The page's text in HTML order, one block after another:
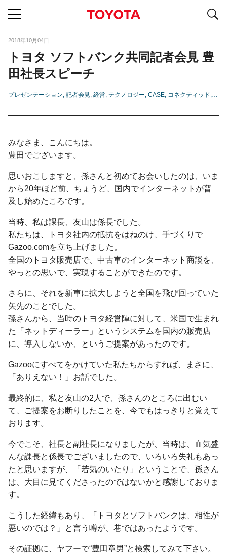
2018年10月04日
トヨタ ソフトバンク共同記者会見 豊
田社長スピーチ
プレゼンテーション 記者会見 経営 テクノロジー CASE コネクティッド シ
みなさま、こんにちは。
豊田でございます。
思いおこしますと、孫さんと初めてお会いしたのは、いま
から20年ほど前、ちょうど、国内でインターネットが普
及し始めたころです。
当時、私は課長、友山は係長でした。
私たちは、トヨタ社内の抵抗をはねのけ、手づくりで
Gazoo.comを立ち上げました。
全国のトヨタ販売店で、中古車のインターネット商談を、
やっとの思いで、実現することができたのです。
さらに、それを新車に拡大しようと全国を飛び回っていた
矢先のことでした。
孫さんから、当時のトヨタ経営陣に対して、米国で生まれ
た「ネットディーラー」というシステムを国内の販売店
に、導入しないか、というご提案があったのです。
Gazooにすべてをかけていた私たちからすれば、まさに、
「ありえない！」お話でした。
最終的に、私と友山の2人で、孫さんのところに出むい
て、ご提案をお断りしたことを、今でもはっきりと覚えて
おります。
今でこそ、社長と副社長になりましたが、当時は、血気盛
んな課長と係長でございましたので、いろいろ失礼もあっ
たと思いますが、「若気のいたり」ということで、孫さん
は、大目に見てくださったのではないかと感謝しておりま
す。
こうした経緯もあり、「トヨタとソフトバンクは、相性が
悪いのでは？」と言う噂が、巷ではあったようです。
その証拠に、ヤフーで“豊田章男”と検索してみて下さい。